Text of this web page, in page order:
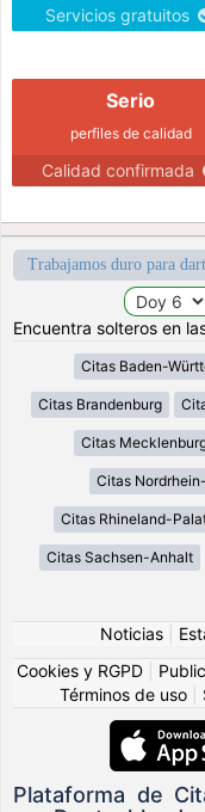
Servicios gratuitos
Serio
perfiles de calidad
Calidad confirmada
Trabajamos duro para
Encuentra solteros en
Citas Baden-
Citas Brandenburg
Citas
Citas
Citas Rhineland-
Citas Sachsen-Anhalt
Noticias
Cookies y RGPD
Términos de uso
Plataforma de